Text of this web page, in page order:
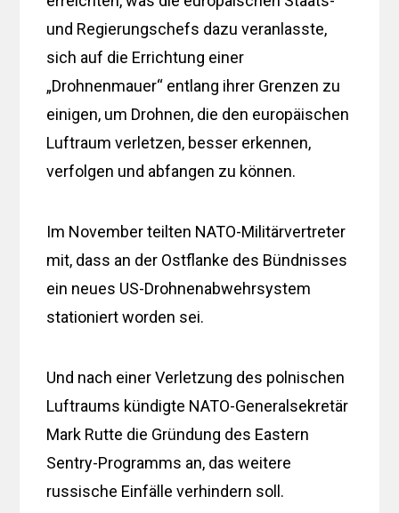
und Regierungschefs dazu veranlasste,
sich auf die Errichtung einer
„Drohnenmauer“ entlang ihrer Grenzen zu
einigen, um Drohnen, die den europäischen
Luftraum verletzen, besser erkennen,
verfolgen und abfangen zu können.
Im November teilten NATO-Militärvertreter
mit, dass an der Ostflanke des Bündnisses
ein neues US-Drohnenabwehrsystem
stationiert worden sei.
Und nach einer Verletzung des polnischen
Luftraums kündigte NATO-Generalsekretär
Mark Rutte die Gründung des Eastern
Sentry-Programms an, das weitere
russische Einfälle verhindern soll.